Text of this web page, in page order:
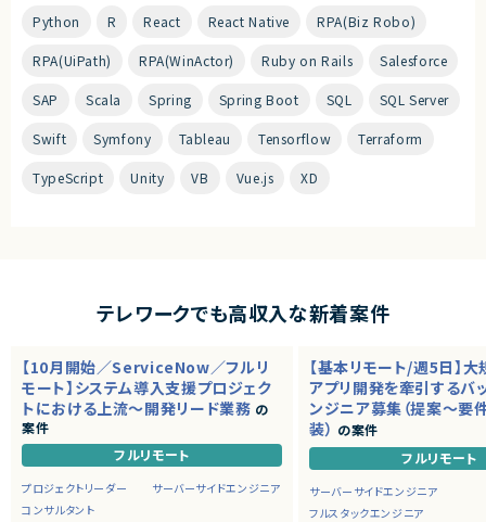
Python R React React Native RPA(Biz Robo)
RPA(UiPath) RPA(WinActor) Ruby on Rails Salesforce
SAP Scala Spring Spring Boot SQL SQL Server
Swift Symfony Tableau Tensorflow Terraform
TypeScript Unity VB Vue.js XD
テレワークでも高収入な新着案件
【10月開始／ServiceNow／フルリ
モート】システム導入支援プロジェク
トにおける上流～開発リード業務 の
案件
フルリモート
プロジェクトリーダー
サーバーサイドエンジニア
コンサルタント
【基本リモート/週5日】
アプリ開発を牽引するバ
ンジニア募集（提案～要
装） の案件
フルリモート
サーバーサイドエンジニア
フルスタックエンジニア